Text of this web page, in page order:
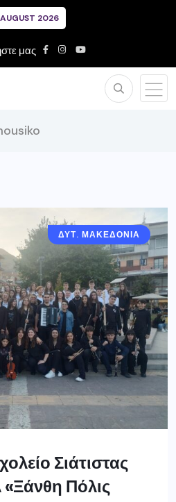
2026
μας
ΔΥΤ. ΜΑΚΕΔΟΝΙΑ
Σιάτιστας
Πόλις